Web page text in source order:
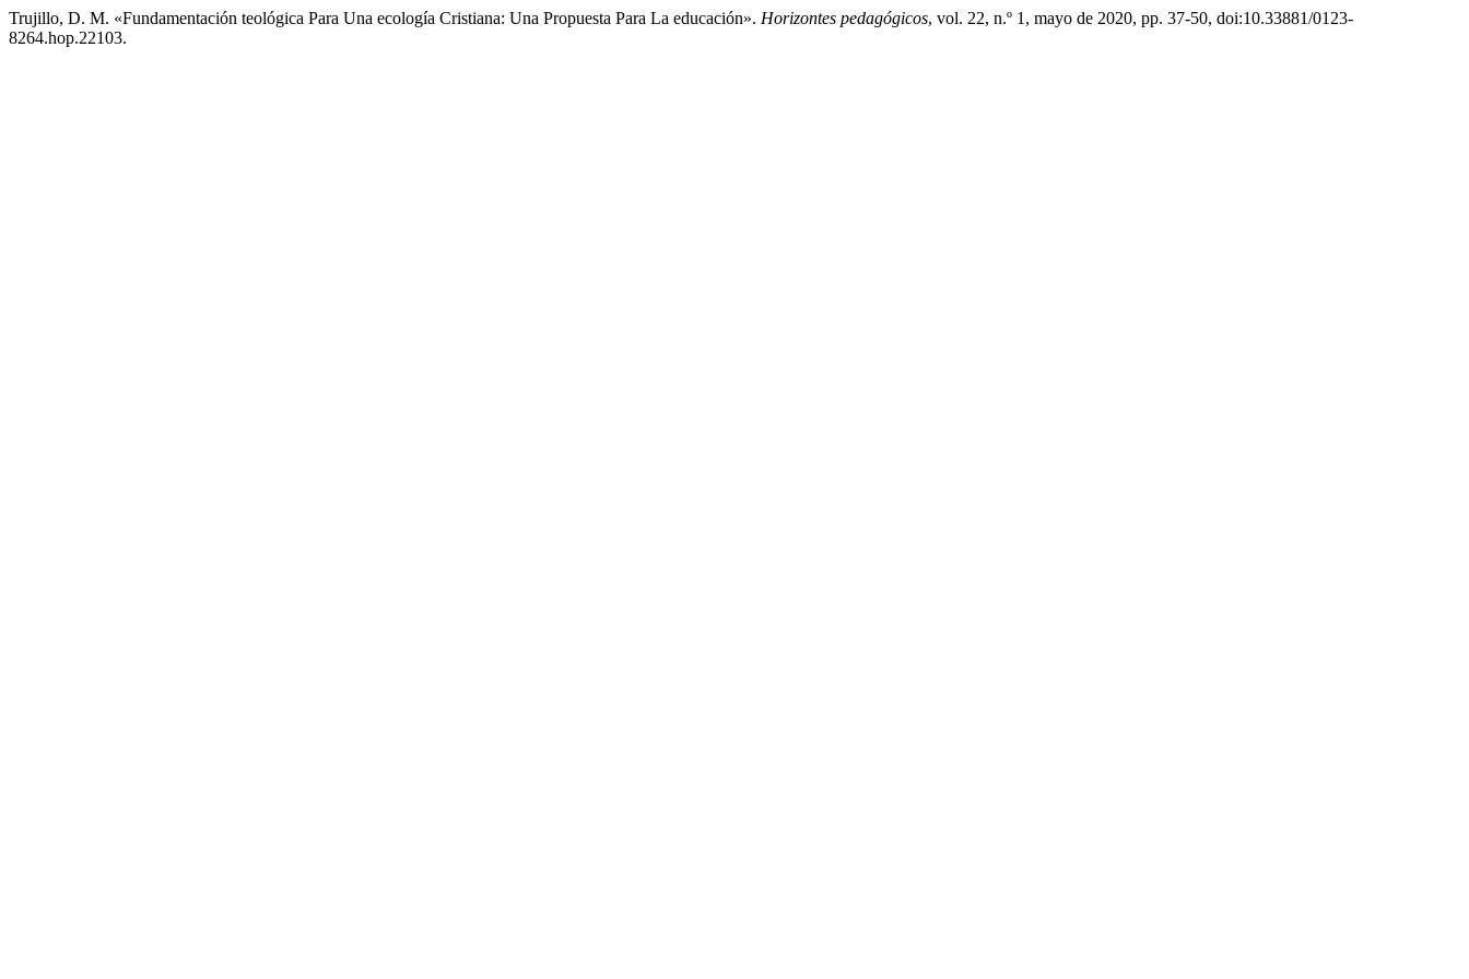
Trujillo, D. M. «Fundamentación teológica Para Una ecología Cristiana: Una Propuesta Para La educación». Horizontes pedagógicos, vol. 22, n.º 1, mayo de 2020, pp. 37-50, doi:10.33881/0123-
8264.hop.22103.